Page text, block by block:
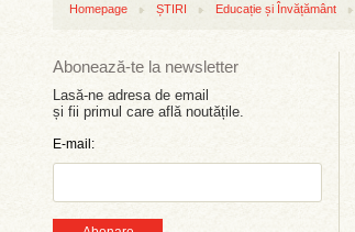
Homepage ȘTIRI Educație și Învățământ
Abonează-te la newsletter
Lasă-ne adresa de email
și fii primul care află noutățile.
E-mail: